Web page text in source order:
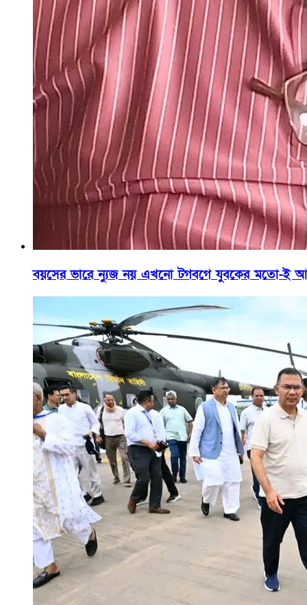
বয়সের ভারে ন্যুজ নয় এখনো টগবগে যুবকের মতো-ই